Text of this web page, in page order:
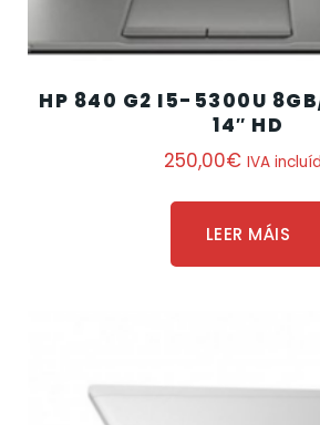
HP 840 G2 I5-5300U
14″ HD
250,00€ IVA
LEER MÁIS